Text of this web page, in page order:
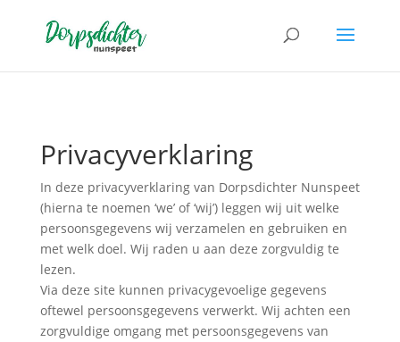
Privacy­verklaring
In deze privacy­verklaring van Dorpsdichter Nunspeet
(hierna te noemen ‘we’ of ‘wij’) leggen wij uit welke
persoons­gegevens wij verzamelen en gebruiken en
met welk doel. Wij raden u aan deze zorg­vuldig te
lezen.
Via deze site kunnen privacygevoelige gegevens
oftewel persoonsgegevens verwerkt. Wij achten een
zorgvuldige omgang met persoonsgegevens van